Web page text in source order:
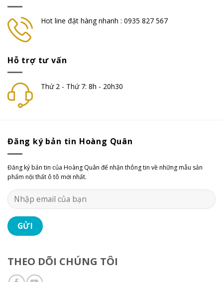
Hot line đặt hàng nhanh : 0935 827 567
Hỗ trợ tư vấn
Thứ 2 - Thứ 7: 8h - 20h30
Đăng ký bản tin Hoàng Quân
Đăng ký bản tin của Hoàng Quân để nhận thông tin về những mẫu sản
phẩm nội thất ô tô mới nhất.
THEO DÕI CHÚNG TÔI